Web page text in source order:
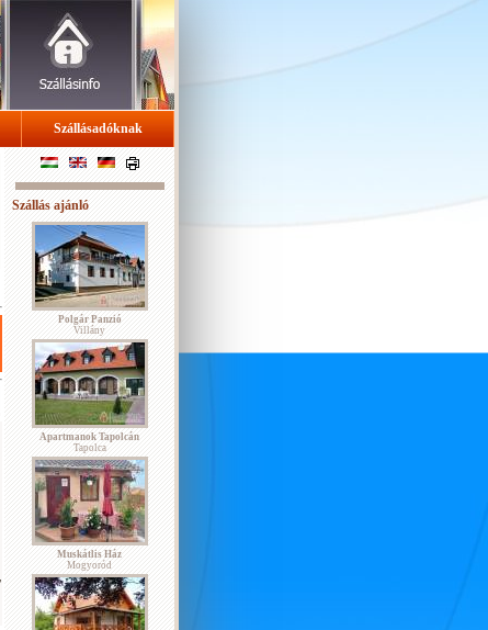
Szállásadóknak
Szállás ajánló
Polgár Panzió
Villány
Apartmanok Tapolcán
Tapolca
Muskátlis Ház
Mogyoród